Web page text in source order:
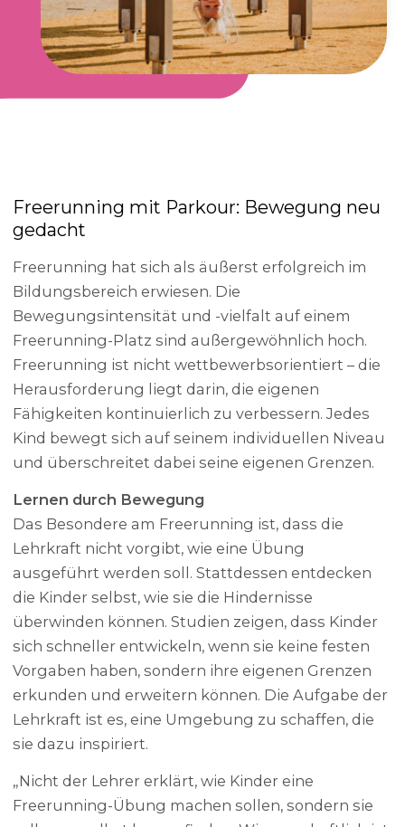
Freerunning mit Parkour: Bewegung neu
gedacht
Freerunning hat sich als äußerst erfolgreich im
Bildungsbereich erwiesen. Die
Bewegungsintensität und -vielfalt auf einem
Freerunning-Platz sind außergewöhnlich hoch.
Freerunning ist nicht wettbewerbsorientiert – die
Herausforderung liegt darin, die eigenen
Fähigkeiten kontinuierlich zu verbessern. Jedes
Kind bewegt sich auf seinem individuellen Niveau
und überschreitet dabei seine eigenen Grenzen.
Lernen durch Bewegung
Das Besondere am Freerunning ist, dass die
Lehrkraft nicht vorgibt, wie eine Übung
ausgeführt werden soll. Stattdessen entdecken
die Kinder selbst, wie sie die Hindernisse
überwinden können. Studien zeigen, dass Kinder
sich schneller entwickeln, wenn sie keine festen
Vorgaben haben, sondern ihre eigenen Grenzen
erkunden und erweitern können. Die Aufgabe der
Lehrkraft ist es, eine Umgebung zu schaffen, die
sie dazu inspiriert.
„Nicht der Lehrer erklärt, wie Kinder eine
Freerunning-Übung machen sollen, sondern sie